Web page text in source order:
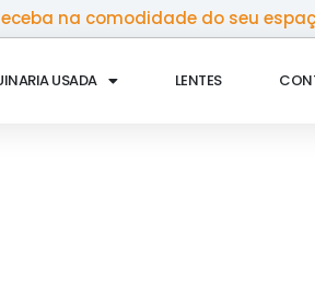
na comodidade do seu
USADA LENTES